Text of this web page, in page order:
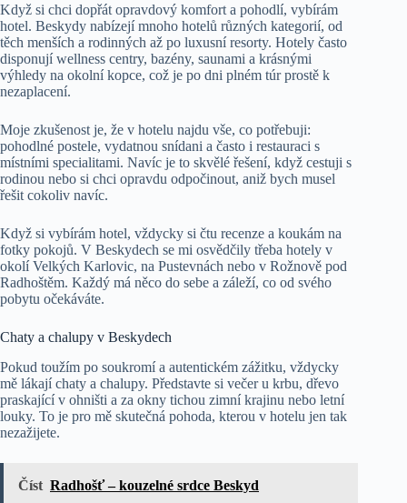
Když si chci dopřát opravdový komfort a pohodlí, vybírám
hotel. Beskydy nabízejí mnoho hotelů různých kategorií, od
těch menších a rodinných až po luxusní resorty. Hotely často
disponují wellness centry, bazény, saunami a krásnými
výhledy na okolní kopce, což je po dni plném túr prostě k
nezaplacení.
Moje zkušenost je, že v hotelu najdu vše, co potřebuji:
pohodlné postele, vydatnou snídani a často i restauraci s
místními specialitami. Navíc je to skvělé řešení, když cestuji s
rodinou nebo si chci opravdu odpočinout, aniž bych musel
řešit cokoliv navíc.
Když si vybírám hotel, vždycky si čtu recenze a koukám na
fotky pokojů. V Beskydech se mi osvědčily třeba hotely v
okolí Velkých Karlovic, na Pustevnách nebo v Rožnově pod
Radhoštěm. Každý má něco do sebe a záleží, co od svého
pobytu očekáváte.
Chaty a chalupy v Beskydech
Pokud toužím po soukromí a autentickém zážitku, vždycky
mě lákají chaty a chalupy. Představte si večer u krbu, dřevo
praskající v ohništi a za okny tichou zimní krajinu nebo letní
louky. To je pro mě skutečná pohoda, kterou v hotelu jen tak
nezažijete.
Číst Radhošť – kouzelné srdce Beskyd